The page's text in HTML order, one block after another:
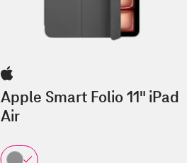
Apple Smart Folio 11" iPad
Air